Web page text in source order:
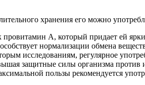
хранения его можно
провитамин А, который придает ей
нормализации обмена
исследованиям, регулярное
защитные силы организма
пользы рекомендуется